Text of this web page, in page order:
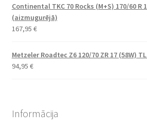
Continental TKC 70 Rocks (M+S) 170/60 R
(aizmugurējā)
167,95 €
Metzeler Roadtec Z6 120/70 ZR 17 (58W)
94,95 €
Informācija